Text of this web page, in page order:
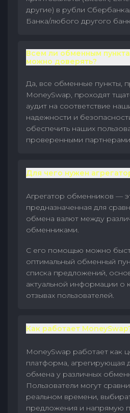
другие) в рубли
Банка/любого другого
Всем ли обменным
можно доверять?
Да, все обменные пункты,
MoneySwap, проходят
аудит на соответствие
надежности и
обеспечить наших
проверенными
Для чего нужен
Агрегатор обменников —
предназначенная для
обмена валют между
обменниками.
С его помощью можно
оптимальный обменный
списка предложений,
актуальной информации о
отзывах пользователей.
Как работает
MoneySwap работает как
платформа, агрегирующая
обмена у различных
Пользователи могут
реальном времени,
предложения и напрямую